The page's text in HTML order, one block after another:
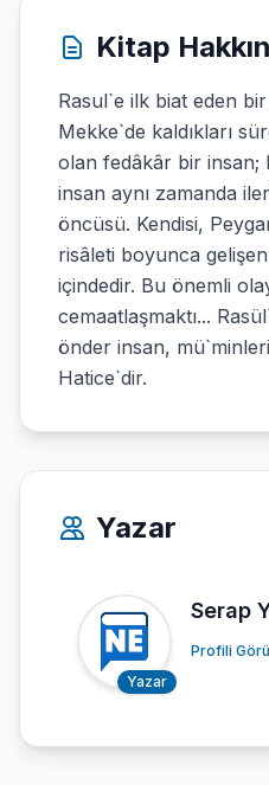
Kitap
Rasul`e ilk biat eden
Mekke`de kaldıkları
olan fedâkâr bir insan;
insan aynı zamanda
öncüsü. Kendisi,
risâleti boyunca
içindedir. Bu önemli
cemaatlaşmaktı...
önder insan,
Hatice`dir.
Yazar
Yazar
Serap
Profili